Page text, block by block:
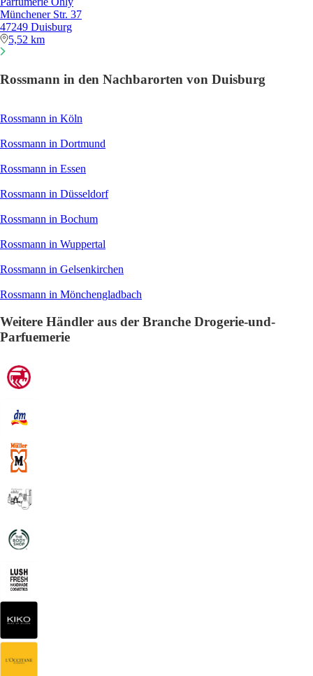
Münchener Str. 37
47249 Duisburg
5,52 km
Rossmann in den Nachbarorten von Duisburg
Rossmann in Köln
Rossmann in Dortmund
Rossmann in Essen
Rossmann in Düsseldorf
Rossmann in Bochum
Rossmann in Wuppertal
Rossmann in Gelsenkirchen
Rossmann in Mönchengladbach
Weitere Händler aus der Branche Drogerie-und-
Parfuemerie